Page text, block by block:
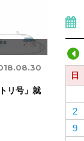
リ号」就
日
2
9